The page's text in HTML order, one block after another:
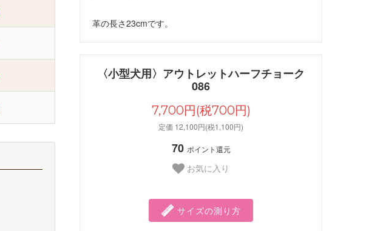
革の長さ23cmです。
〈小型犬用〉アウトレットハーフチョーク
086
7,700円(税700円)
定価 12,100円(税1,100円)
70 ポイント還元
お気に入り
サイズの測り方